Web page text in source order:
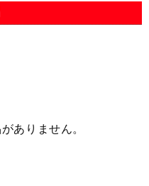
ありません。